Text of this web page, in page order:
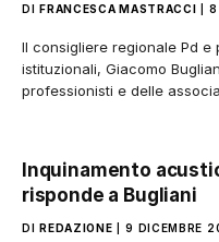
DI FRANCESCA MASTRACCI 8
Il consigliere regionale Pd
istituzionali, Giacomo
professionisti e delle
Inquinamento
risponde a Bugliani
DI REDAZIONE 9 DICEMBRE